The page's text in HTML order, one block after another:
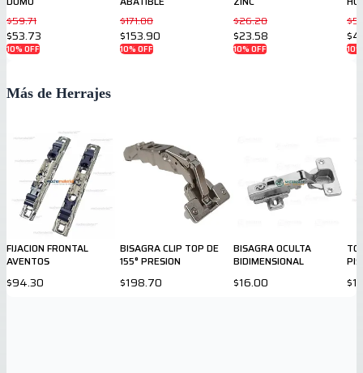
$59.71
$53.73
10% OFF
$171.00
$153.90
10% OFF
$26.20
$23.58
10% OFF 10
Más de Herrajes
FIJACION FRONTAL
AVENTOS
$94.30
BISAGRA CLIP TOP DE
155° PRESION
$198.70
BISAGRA OCULTA
BIDIMENSIONAL
$16.00